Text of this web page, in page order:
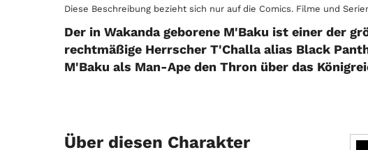
Diese Beschreibung bezieht sich nur auf die Comics. Filme und
Der in Wakanda geborene M'Baku ist einer der
rechtmäßige Herrscher T'Challa alias Black
M'Baku als Man-Ape den Thron über das
Über diesen Charakter